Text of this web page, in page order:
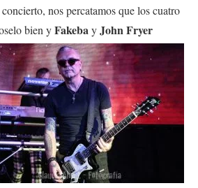
nos percatamos que los cuatro
bien yFakebayJohn Fryer